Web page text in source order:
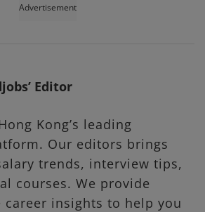
Advertisement
Editor
Kong’s leading
Our editors brings
trends, interview tips,
courses. We provide
career insights to help you